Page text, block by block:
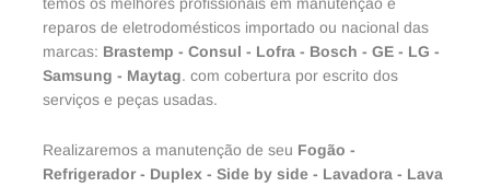
reparos de eletrodomésticos importado ou nacional das
marcas: Brastemp - Consul - Lofra - Bosch - GE - LG -
Samsung - Maytag. com cobertura por escrito dos
serviços e peças usadas.
Realizaremos a manutenção de seu Fogão -
Refrigerador- Duplex - Side by side - Lavadora - Lava